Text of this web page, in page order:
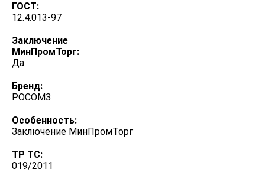
ГОСТ:
12.4.013-97
Заключение
МинПромТорг:
Да
Бренд:
РОСОМЗ
Особенность:
Заключение МинПромТорг
ТР ТС:
019/2011